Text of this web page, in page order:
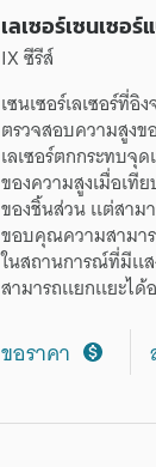
เลเซอร์เซนเซอ
IX ซีรีส์
เซนเซอร์เลเซอร์ที่อิง
ตรวจสอบความสูงข
เลเซอร์ตกกระทบจุด
ของความสูงเมื่อเที
ของชิ้นส่วนเเต่สาม
ขอบคุณความสามา
ในสถานการณ์ที่มีเ
สามารถเเยกเเยะได้
ขอราคา